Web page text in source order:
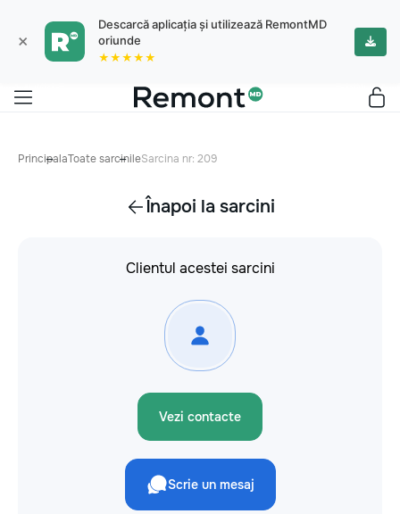
×
Descarcă aplicația și utilizează RemontMD
oriunde
★★★★★
PrincipalaToate sarcinileSarcina nr: 209
Înapoi la sarcini
Clientul acestei sarcini
Vezi contacte
Scrie un mesaj